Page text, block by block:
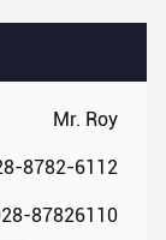
Mr. Roy
8782-6112
87826110